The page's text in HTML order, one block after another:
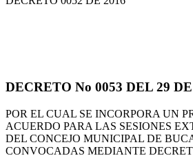
DECRETO No 0053 DEL 29
POR EL CUAL SE INCORPORA UN
ACUERDO PARA LAS SESIONES
DEL CONCEJO MUNICIPAL DE
CONVOCADAS MEDIANTE